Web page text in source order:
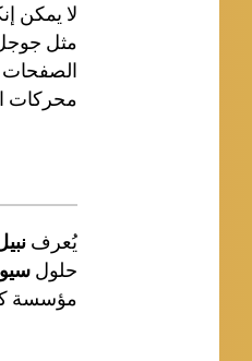
لا يمكن
مثل
الصفحات
محركات
يُعرف
حلول سيو
مؤسسة